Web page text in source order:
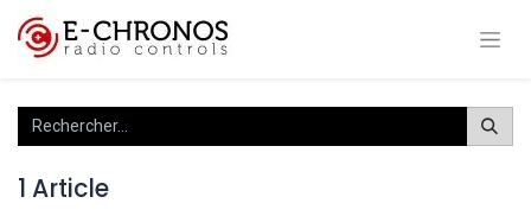
1 Article